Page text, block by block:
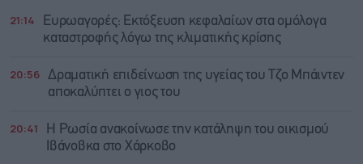
21:14
Ευρωαγορές: Εκτόξευση κεφαλαίων στα ομόλογα
καταστροφής λόγω της κλιματικής κρίσης
20:56 Δραματική επιδείνωση της υγείας του Τζο Μπάιντεν
αποκαλύπτει ο γιος του
20:41
Η Ρωσία ανακοίνωσε την κατάληψη του οικισμού
Ιβάνοβκα στο Χάρκοβο